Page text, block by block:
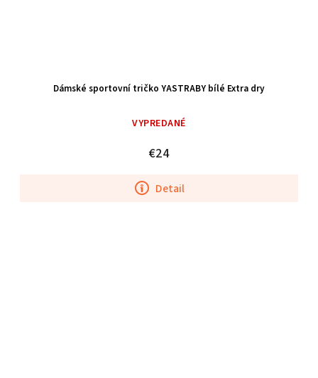
Dámské sportovní tričko YASTRABY bílé Extra dry
VYPREDANÉ
€24
Detail